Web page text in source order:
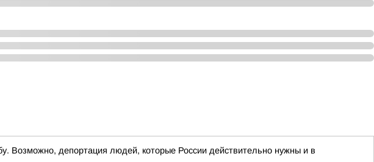
депортация людей, которые России действительно нужны и в